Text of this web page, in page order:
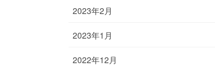
2023年2月
2023年1月
2022年12月